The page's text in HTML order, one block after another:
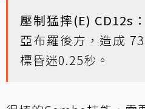
壓制猛摔(E) CD12s：
亞布羅後方，造成
標昏迷0.25秒。